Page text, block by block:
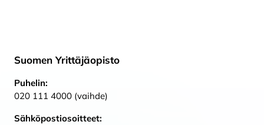
Suomen Yrittäjäopisto
Puhelin:
020 111 4000 (vaihde)
Sähköpostiosoitteet: